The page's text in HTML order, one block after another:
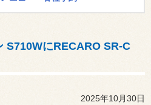
S710WにRECARO SR-C
2025年10月30日